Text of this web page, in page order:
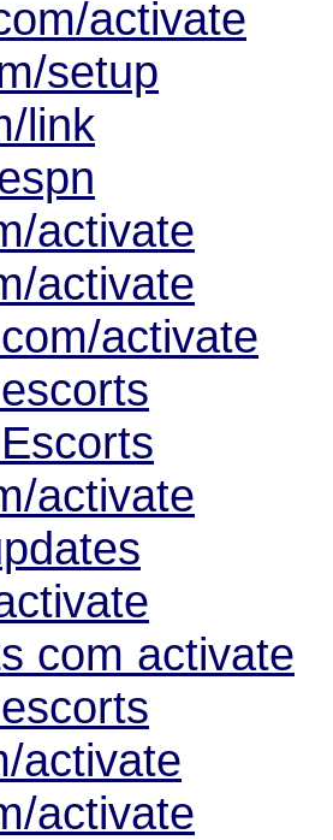
activate
setup
link
activate
activate
activate
activate
com activate
activate
activate